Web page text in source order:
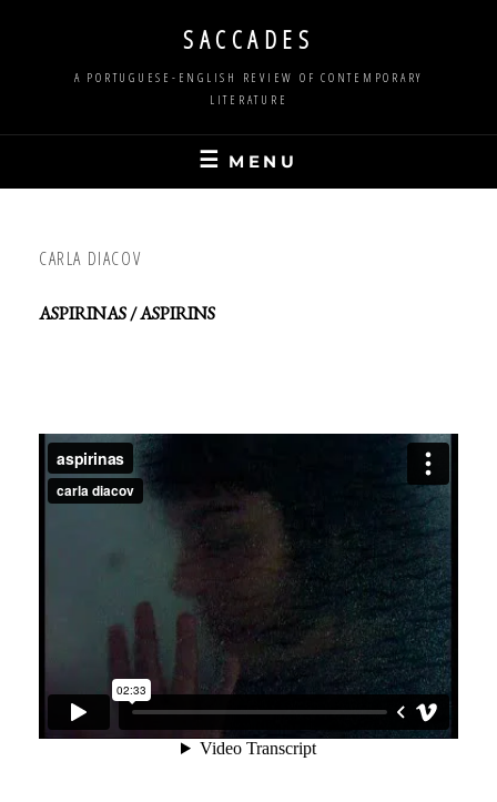
SACCADES
A PORTUGUESE-ENGLISH REVIEW OF CONTEMPORARY
LITERATURE
MENU
CARLA DIACOV
ASPIRINAS / ASPIRINS